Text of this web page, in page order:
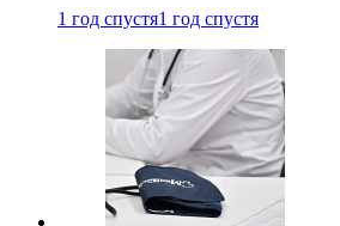
1 год спустя1 год спустя